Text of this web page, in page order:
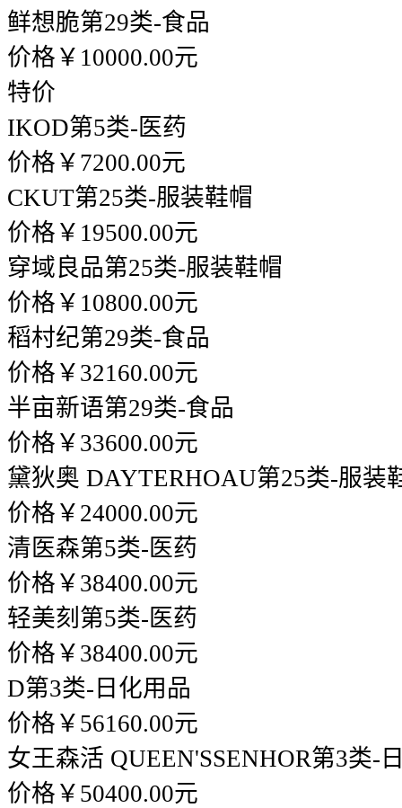
鲜想脆第29类-食品
价格￥10000.00元
特价
IKOD第5类-医药
价格￥7200.00元
CKUT第25类-服装鞋帽
价格￥19500.00元
穿域良品第25类-服装鞋帽
价格￥10800.00元
稻村纪第29类-食品
价格￥32160.00元
半亩新语第29类-食品
价格￥33600.00元
黛狄奥 DAYTERHOAU第25类-服装
价格￥24000.00元
清医森第5类-医药
价格￥38400.00元
轻美刻 第5类-医药
价格￥38400.00元
D第3类-日化用品
价格￥56160.00元
女王森活 QUEEN'SSENHOR第3类-
价格￥50400.00元